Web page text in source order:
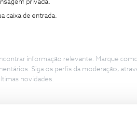
privada.
caixa de entrada.
informação relevante. Marque
Siga os perfis da moderação,
novidades.